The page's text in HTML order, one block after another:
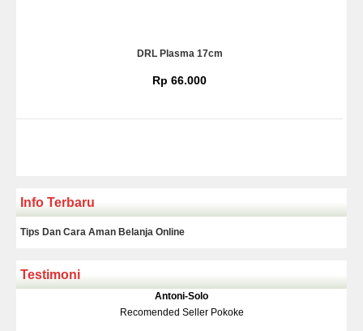
DRL Plasma 17cm
Rp 66.000
Rp 139.000150.000
Info Terbaru
Tips Dan Cara Aman Belanja Online
Testimoni
Antoni-Solo
Recomended Seller Pokoke